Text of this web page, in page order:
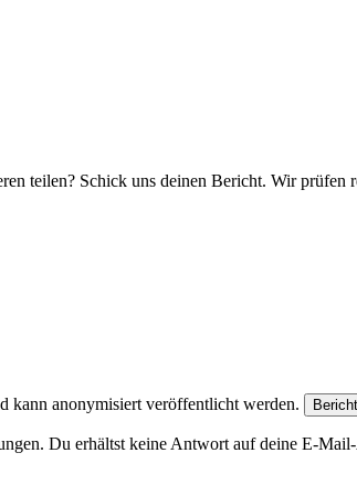
teilen? Schick uns deinen Bericht. Wir
kann anonymisiert veröffentlicht werden.
Du erhältst keine Antwort auf deine E-